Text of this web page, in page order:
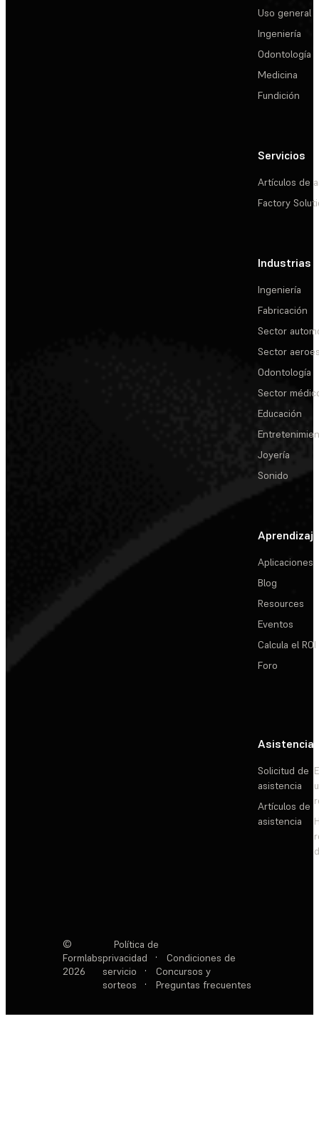
Uso general
Ingeniería
Odontología
Medicina
Fundición
Servicios
Artículos de
Factory
Industrias
Ingeniería
Fabricación
Sector
Sector
Odontología
Sector
Educación
Joyería
Sonido
Aprendizaje
Aplicaciones
Blog
Resources
Eventos
Calcula el ROI
Foro
Asistencia
Solicitud de
asistencia
Artículos de
asistencia
©
Formlabs
2026
Política de
privacidad
·
Condiciones de
servicio
·
Concursos y
sorteos
· Preguntas frecuentes